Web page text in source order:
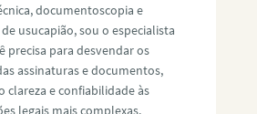
documentoscopia e
usucapião, sou o especialista
precisa para desvendar os
assinaturas e documentos,
clareza e confiabilidade às
legais mais complexas.